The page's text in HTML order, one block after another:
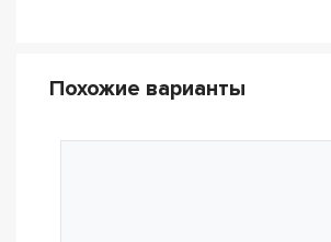
Похожие варианты